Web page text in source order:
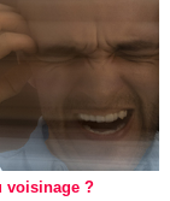
voisinage ?